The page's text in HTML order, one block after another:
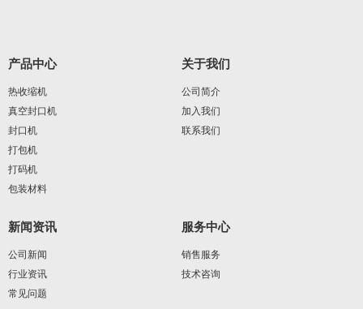
产品中心
热收缩机
真空封口机
封口机
打包机
打码机
包装材料
关于我们
公司简介
加入我们
联系我们
新闻资讯
公司新闻
行业资讯
常见问题
服务中心
销售服务
技术咨询